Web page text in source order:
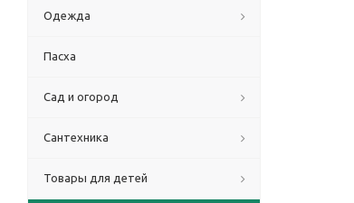
Одежда
Пасха
Сад и огород
Сантехника
Товары для детей